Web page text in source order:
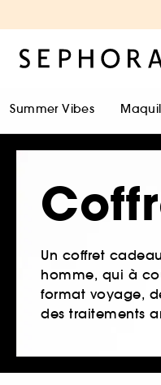
Summer Vibes
Un coffret
homme, qui à
format voyage,
des traitements